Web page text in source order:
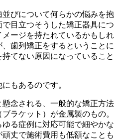
びについて何らかの悩みを抱
目立つそうした矯正器具につ
ージを持たれているかもしれ
歯列矯正をするということに
てない原因になっていること
もあるのです。
念される、一般的な矯正方法
ラケット）が金属製のもの。
る症例に対応可能で細やかな
丈で施術費用も低額なことも